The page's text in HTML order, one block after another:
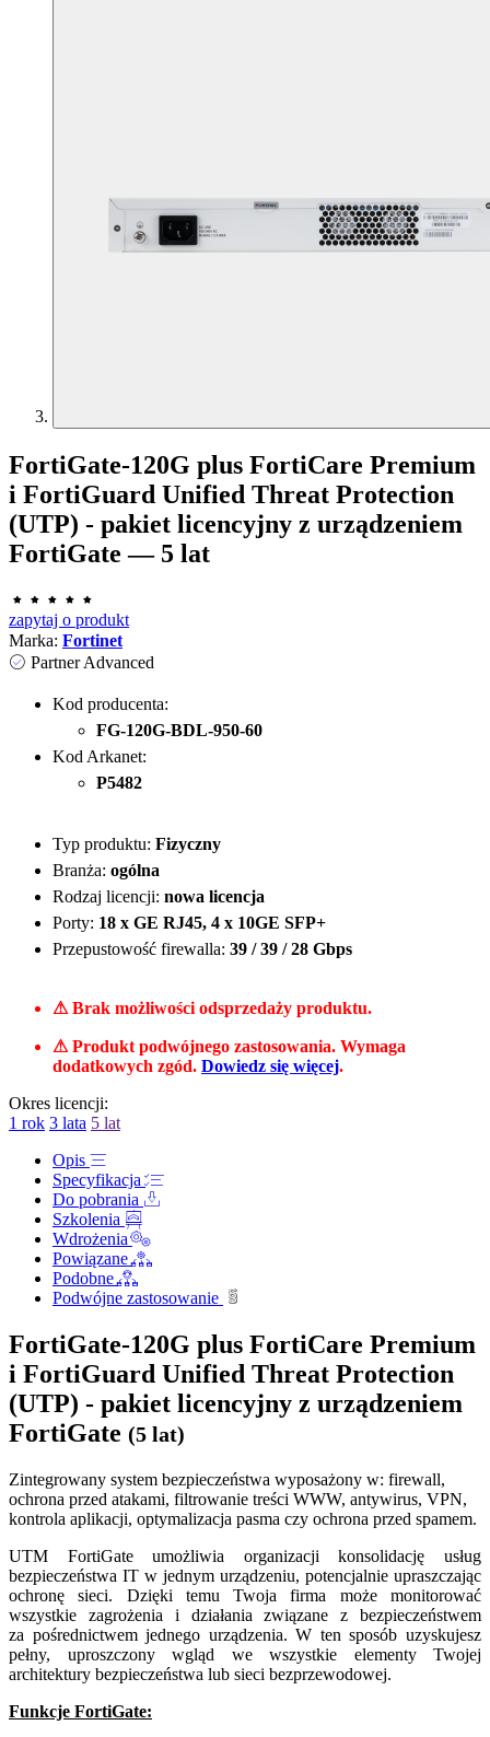
FortiGate-120G plus FortiCare Premium
i FortiGuard Unified Threat Protection
(UTP) - pakiet licencyjny z urządzeniem
FortiGate — 5 lat
zapytaj o produkt
Marka: Fortinet
Partner Advanced
Kod producenta:
FG-120G-BDL-950-60
Kod Arkanet:
P5482
Typ produktu: Fizyczny
Branża: ogólna
Rodzaj licencji: nowa licencja
Porty: 18 x GE RJ45, 4 x 10GE SFP+
Przepustowość firewalla: 39 / 39 / 28 Gbps
⚠ Brak możliwości odsprzedaży produktu.
⚠ Produkt podwójnego zastosowania. Wymaga
dodatkowych zgód. Dowiedz się więcej.
Okres licencji:
1 rok 3 lata 5 lat
Opis
Specyfikacja
Do pobrania
Szkolenia
Wdrożenia
Powiązane
Podobne
Podwójne zastosowanie
FortiGate-120G plus FortiCare Premium
i FortiGuard Unified Threat Protection
(UTP) - pakiet licencyjny z urządzeniem
FortiGate (5 lat)
Zintegrowany system bezpieczeństwa wyposażony w: firewall,
ochrona przed atakami, filtrowanie treści WWW, antywirus, VPN,
kontrola aplikacji, optymalizacja pasma czy ochrona przed spamem.
UTM FortiGate umożliwia organizacji konsolidację usług
bezpieczeństwa IT w jednym urządzeniu, potencjalnie upraszczając
ochronę sieci. Dzięki temu Twoja firma może monitorować
wszystkie zagrożenia i działania związane z bezpieczeństwem
za pośrednictwem jednego urządzenia. W ten sposób uzyskujesz
pełny, uproszczony wgląd we wszystkie elementy Twojej
architektury bezpieczeństwa lub sieci bezprzewodowej.
Funkcje FortiGate: